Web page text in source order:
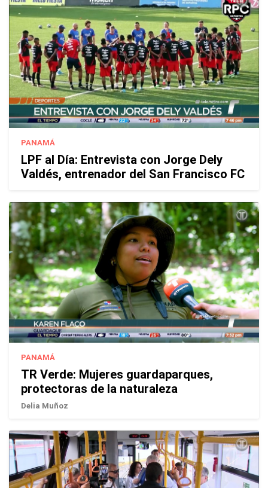
PANAMÁ
LPF al Día: Entrevista con Jorge Dely
Valdés, entrenador del San Francisco FC
PANAMÁ
TR Verde: Mujeres guardaparques,
protectoras de la naturaleza
Delia Muñoz